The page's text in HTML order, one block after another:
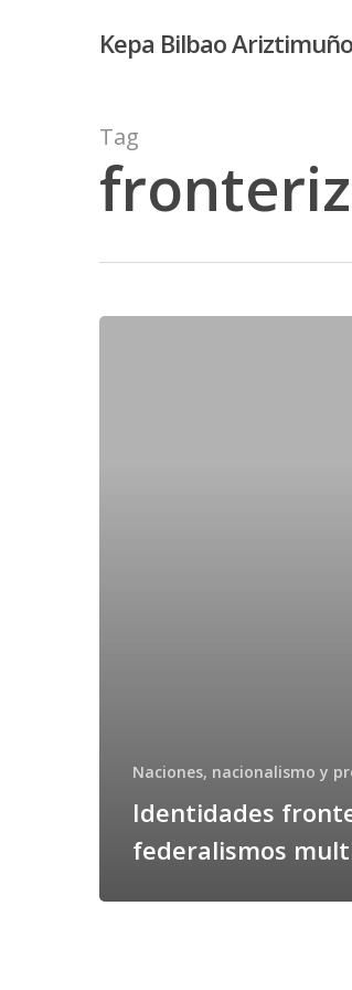
Kepa Bilbao Ariztimuño
Tag
Naciones, nacionalismo y
Identidades
federalismos